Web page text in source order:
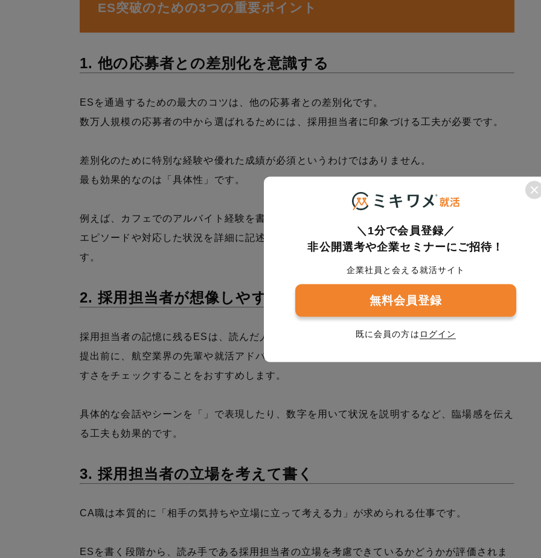
ES突破のための3つの重要ポイント
1. 他の応募者との差別化を意識する
ESを通過するための最大のコツは、他の応募者との差別化です。
数万人規模の応募者の中から選ばれるためには、採用担当者に印象づける工夫が必要です。
差別化のために特別な経験や優れた成績が必須というわけではありません。
最も効果的なのは「具体性」です。
例えば、カフェでのアルバイト経験を書く学生は多いですが、店舗名を明記したり、具体的な
エピソードや対応した状況を詳細に記述することで、他の応募者と一線を画すことができま
す。
2. 採用担当者が想像しやすい内容にする
採用担当者の記憶に残るESは、読んだ人がその場面を鮮明にイメージできるものです。
提出前に、航空業界の先輩や就活アドバイザーなど第三者に内容を確認してもらい、わかりや
すさをチェックすることをおすすめします。
具体的な会話やシーンを「」で表現したり、数字を用いて状況を説明するなど、臨場感を伝え
る工夫も効果的です。
3. 採用担当者の立場を考えて書く
CA職は本質的に「相手の気持ちや立場に立って考える力」が求められる仕事です。
ESを書く段階から、読み手である採用担当者の立場を考慮できているかどうかが評価されま
＼1分で会員登録／
非公開選考や企業セミナーにご招待！
企業社員と会える就活サイト
無料会員登録
既に会員の方は ログイン